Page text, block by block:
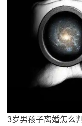
3岁男孩子离婚怎么判